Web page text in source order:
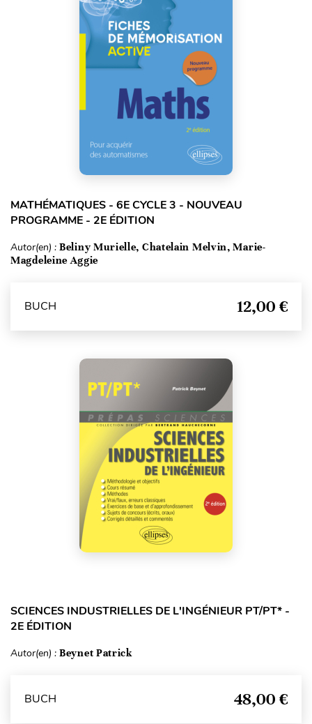
MATHÉMATIQUES - 6E CYCLE 3 - NOUVEAU
PROGRAMME - 2E ÉDITION
Autor(en) : Beliny Murielle, Chatelain Melvin, Marie-
Magdeleine Aggie
BUCH 12,00 €
SCIENCES INDUSTRIELLES DE L'INGÉNIEUR PT/PT* -
2E ÉDITION
Autor(en) : Beynet Patrick
BUCH 48,00 €